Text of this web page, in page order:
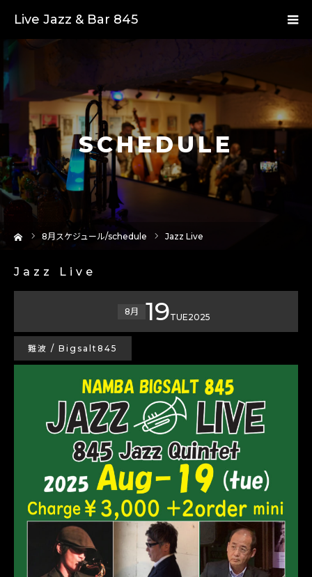
Live Jazz & Bar 845
SCHEDULE
8月スケジュール/schedule Jazz Live
Jazz Live
8月 19TUE2025
難波 / Bigsalt845